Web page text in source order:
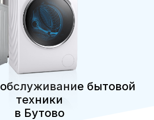
бытовой
техники
в Бутово